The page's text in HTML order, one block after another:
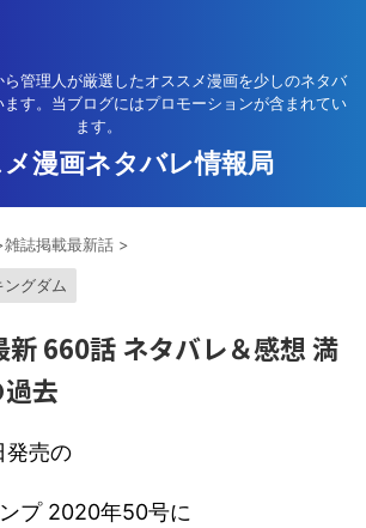
管理人が厳選したオススメ漫画を少しのネタバ
す。当ブログにはプロモーションが含まれてい
ます。
漫画ネタバレ情報局
雑誌掲載最新話 >
ングダム
新 660話 ネタバレ＆感想 満
去
発売の
プ 2020年50号に